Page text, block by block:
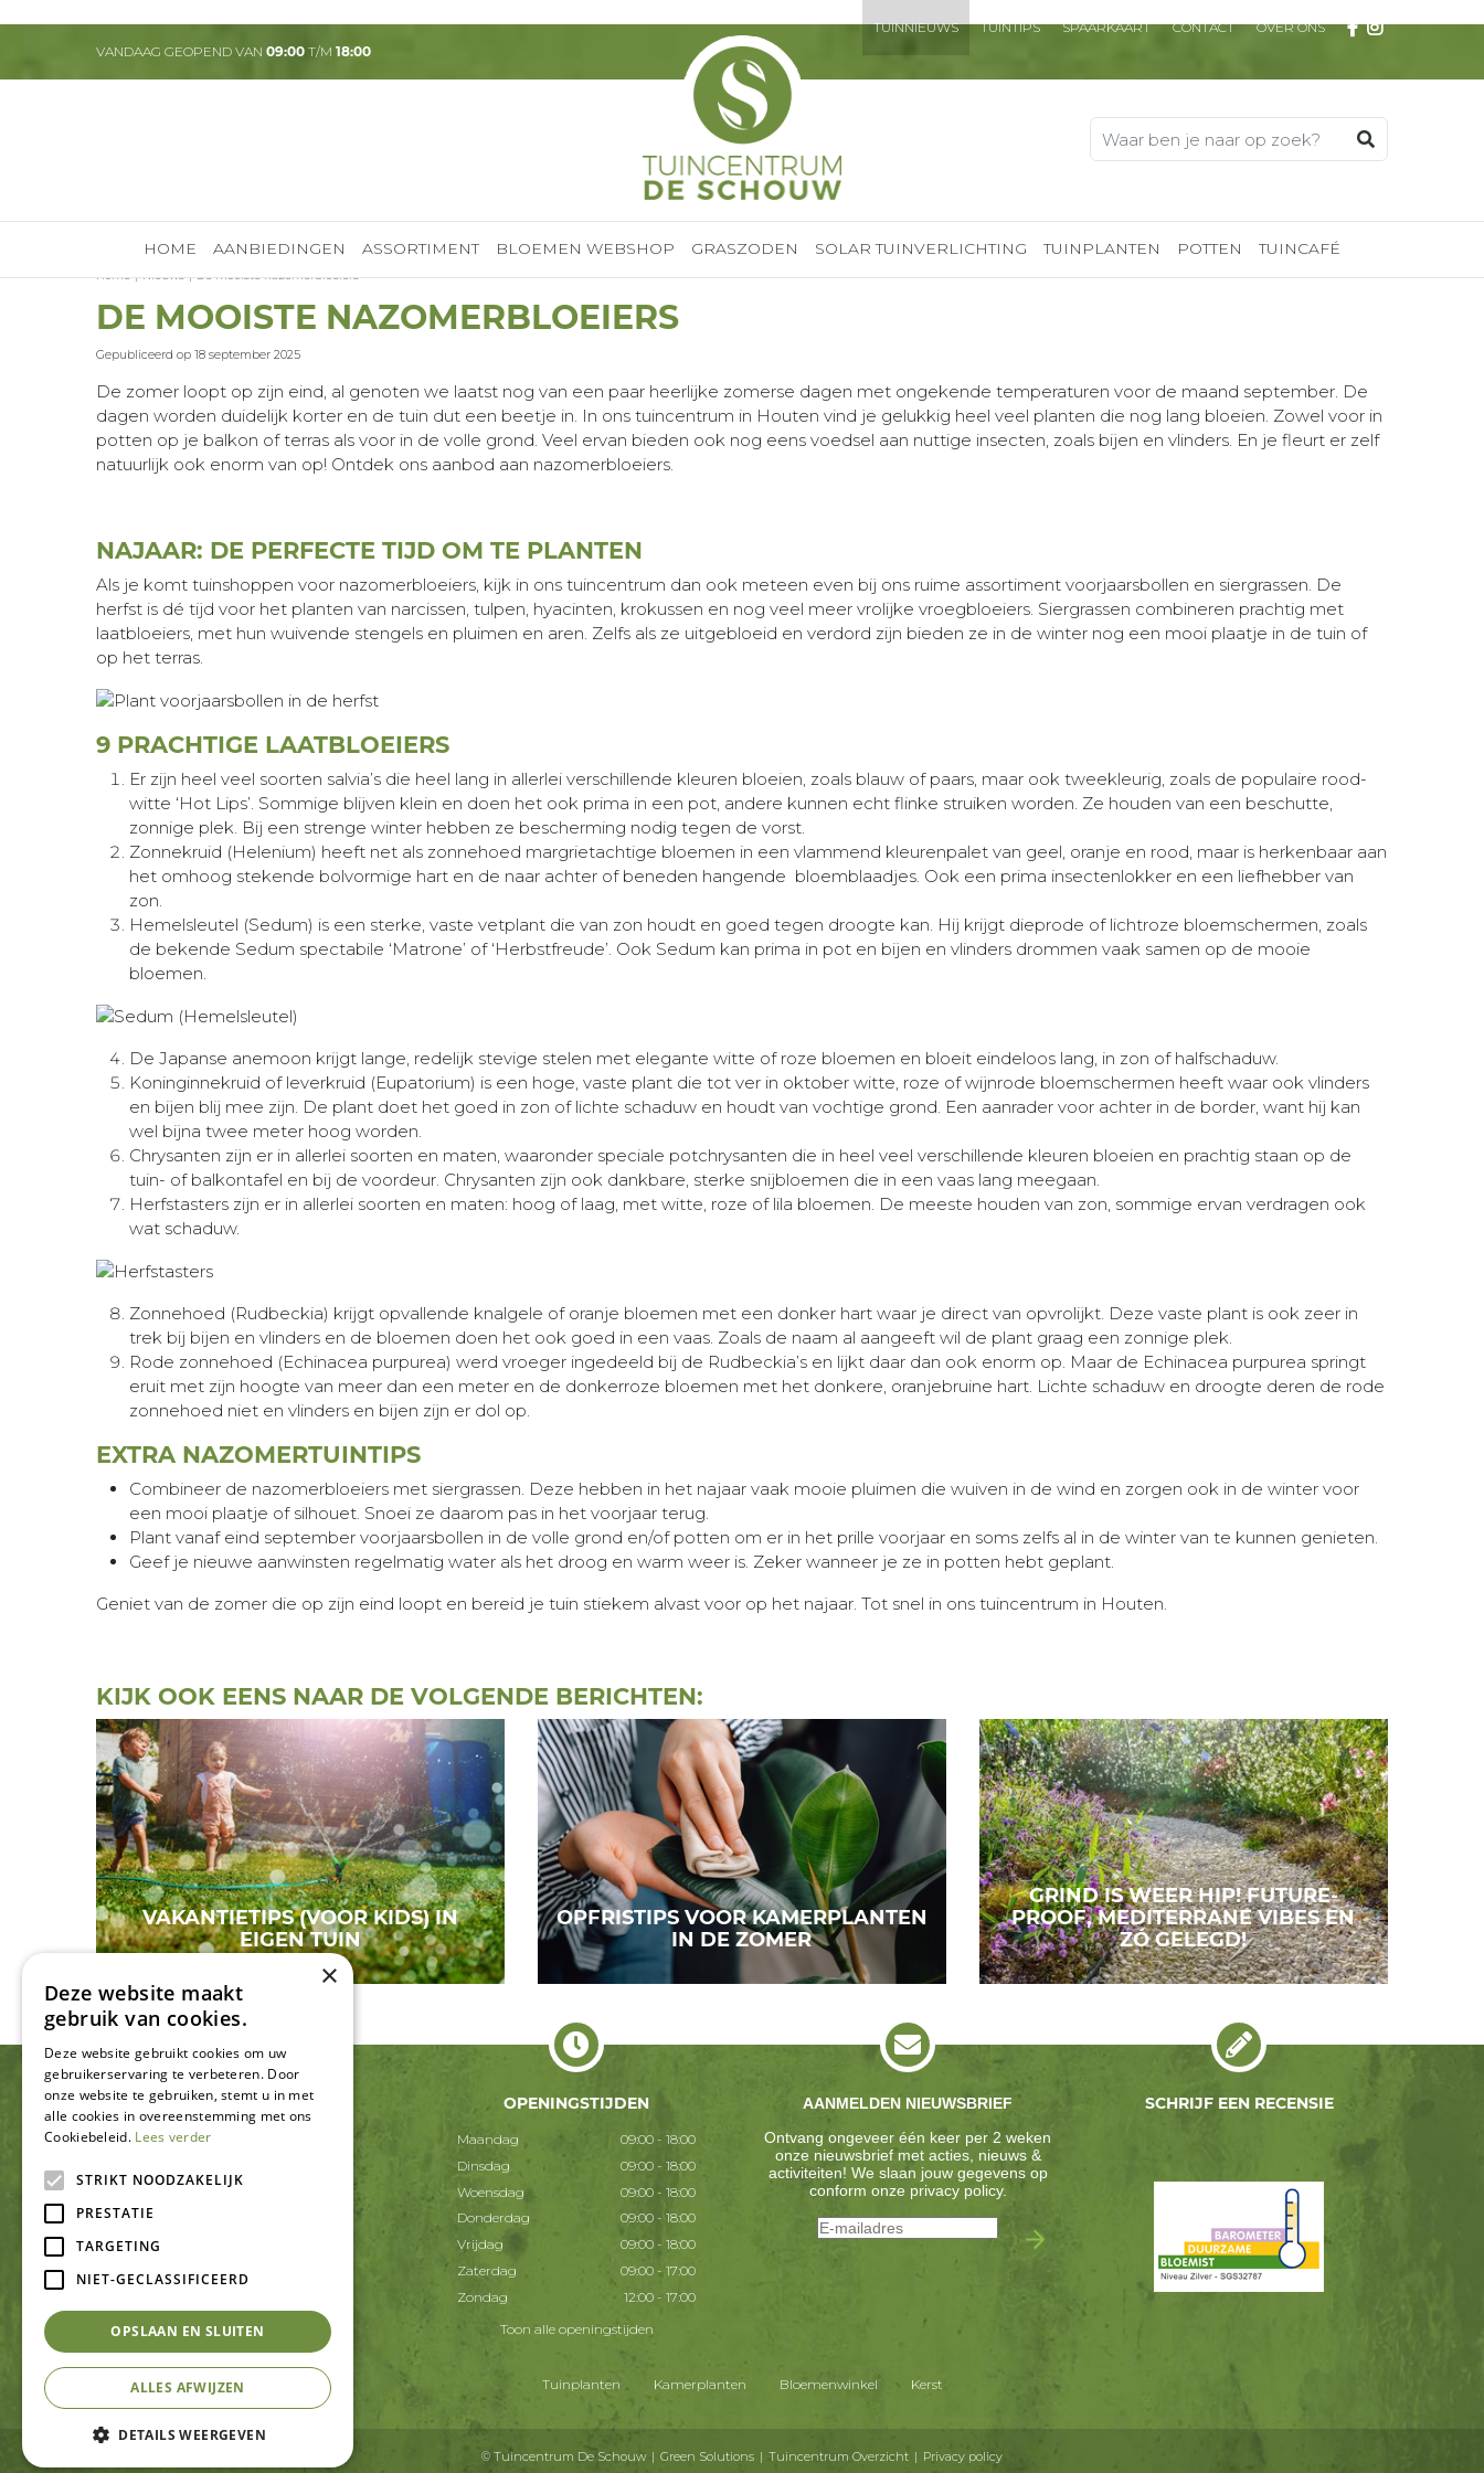
Home Nieuws De mooiste nazomerbloeiers
VANDAAG GEOPEND VAN 09:00 T/M 18:00
TUINNIEUWS TUINTIPS SPAARKAART CONTACT OVER ONS
HOME AANBIEDINGEN ASSORTIMENT BLOEMEN WEBSHOP GRASZODEN SOLAR TUINVERLICHTING TUINPLANTEN POTTEN TUINCAFÉ
DE MOOISTE NAZOMERBLOEIERS
Gepubliceerd op 18 september 2025
De zomer loopt op zijn eind, al genoten we laatst nog van een paar heerlijke zomerse dagen met ongekende temperaturen voor de maand september. De
dagen worden duidelijk korter en de tuin dut een beetje in. In ons tuincentrum in Houten vind je gelukkig heel veel planten die nog lang bloeien. Zowel voor in
potten op je balkon of terras als voor in de volle grond. Veel ervan bieden ook nog eens voedsel aan nuttige insecten, zoals bijen en vlinders. En je fleurt er zelf
natuurlijk ook enorm van op! Ontdek ons aanbod aan nazomerbloeiers.
NAJAAR: DE PERFECTE TIJD OM TE PLANTEN
Als je komt tuinshoppen voor nazomerbloeiers, kijk in ons tuincentrum dan ook meteen even bij ons ruime assortiment voorjaarsbollen en siergrassen. De
herfst is dé tijd voor het planten van narcissen, tulpen, hyacinten, krokussen en nog veel meer vrolijke vroegbloeiers. Siergrassen combineren prachtig met
laatbloeiers, met hun wuivende stengels en pluimen en aren. Zelfs als ze uitgebloeid en verdord zijn bieden ze in de winter nog een mooi plaatje in de tuin of
op het terras.
9 PRACHTIGE LAATBLOEIERS
Er zijn heel veel soorten salvia’s die heel lang in allerlei verschillende kleuren bloeien, zoals blauw of paars, maar ook tweekleurig, zoals de populaire rood-
witte ‘Hot Lips’. Sommige blijven klein en doen het ook prima in een pot, andere kunnen echt flinke struiken worden. Ze houden van een beschutte,
zonnige plek. Bij een strenge winter hebben ze bescherming nodig tegen de vorst.
Zonnekruid (Helenium) heeft net als zonnehoed margrietachtige bloemen in een vlammend kleurenpalet van geel, oranje en rood, maar is herkenbaar aan
het omhoog stekende bolvormige hart en de naar achter of beneden hangende bloemblaadjes. Ook een prima insectenlokker en een liefhebber van
zon.
Hemelsleutel (Sedum) is een sterke, vaste vetplant die van zon houdt en goed tegen droogte kan. Hij krijgt dieprode of lichtroze bloemschermen, zoals
de bekende Sedum spectabile ‘Matrone’ of ‘Herbstfreude’. Ook Sedum kan prima in pot en bijen en vlinders drommen vaak samen op de mooie
bloemen.
De Japanse anemoon krijgt lange, redelijk stevige stelen met elegante witte of roze bloemen en bloeit eindeloos lang, in zon of halfschaduw.
Koninginnekruid of leverkruid (Eupatorium) is een hoge, vaste plant die tot ver in oktober witte, roze of wijnrode bloemschermen heeft waar ook vlinders
en bijen blij mee zijn. De plant doet het goed in zon of lichte schaduw en houdt van vochtige grond. Een aanrader voor achter in de border, want hij kan
wel bijna twee meter hoog worden.
Chrysanten zijn er in allerlei soorten en maten, waaronder speciale potchrysanten die in heel veel verschillende kleuren bloeien en prachtig staan op de
tuin- of balkontafel en bij de voordeur. Chrysanten zijn ook dankbare, sterke snijbloemen die in een vaas lang meegaan.
Herfstasters zijn er in allerlei soorten en maten: hoog of laag, met witte, roze of lila bloemen. De meeste houden van zon, sommige ervan verdragen ook
wat schaduw.
Zonnehoed (Rudbeckia) krijgt opvallende knalgele of oranje bloemen met een donker hart waar je direct van opvrolijkt. Deze vaste plant is ook zeer in
trek bij bijen en vlinders en de bloemen doen het ook goed in een vaas. Zoals de naam al aangeeft wil de plant graag een zonnige plek.
Rode zonnehoed (Echinacea purpurea) werd vroeger ingedeeld bij de Rudbeckia’s en lijkt daar dan ook enorm op. Maar de Echinacea purpurea springt
eruit met zijn hoogte van meer dan een meter en de donkerroze bloemen met het donkere, oranjebruine hart. Lichte schaduw en droogte deren de rode
zonnehoed niet en vlinders en bijen zijn er dol op.
EXTRA NAZOMERTUINTIPS
Combineer de nazomerbloeiers met siergrassen. Deze hebben in het najaar vaak mooie pluimen die wuiven in de wind en zorgen ook in de winter voor
een mooi plaatje of silhouet. Snoei ze daarom pas in het voorjaar terug.
Plant vanaf eind september voorjaarsbollen in de volle grond en/of potten om er in het prille voorjaar en soms zelfs al in de winter van te kunnen genieten.
Geef je nieuwe aanwinsten regelmatig water als het droog en warm weer is. Zeker wanneer je ze in potten hebt geplant.
Geniet van de zomer die op zijn eind loopt en bereid je tuin stiekem alvast voor op het najaar. Tot snel in ons tuincentrum in Houten.
KIJK OOK EENS NAAR DE VOLGENDE BERICHTEN:
VAKANTIETIPS (VOOR KIDS) IN
EIGEN TUIN
OPFRISTIPS VOOR KAMERPLANTEN
IN DE ZOMER
GRIND IS WEER HIP! FUTURE-
PROOF, MEDITERRANE VIBES EN
ZÓ GELEGD!
CONTACT
Tuincentrum De Schouw
3991 AT Houten
OPENINGSTIJDEN
Maandag
09:00 - 18:00
Dinsdag
09:00 - 18:00
Woensdag
09:00 - 18:00
Donderdag
09:00 - 18:00
Vrijdag
09:00 - 18:00
Zaterdag
09:00 - 17:00
Zondag
12:00 - 17:00
Toon alle openingstijden
AANMELDEN NIEUWSBRIEF
Ontvang ongeveer één keer per 2 weken
onze nieuwsbrief met acties, nieuws &
activiteiten! We slaan jouw gegevens op
conform onze privacy policy.
SCHRIJF EEN RECENSIE
Tuinplanten Kamerplanten Bloemenwinkel Kerst
© Tuincentrum De Schouw Green Solutions Tuincentrum Overzicht Privacy policy
×
Deze website maakt
gebruik van cookies.
Deze website gebruikt cookies om uw
gebruikerservaring te verbeteren. Door
onze website te gebruiken, stemt u in met
alle cookies in overeenstemming met ons
Cookiebeleid. Lees verder
STRIKT NOODZAKELIJK
PRESTATIE
TARGETING
NIET-GECLASSIFICEERD
OPSLAAN EN SLUITEN
ALLES AFWIJZEN
DETAILS WEERGEVEN